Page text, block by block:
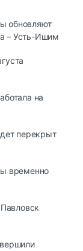
обновляют
– Усть-Ишим
на
перекрыт
временно